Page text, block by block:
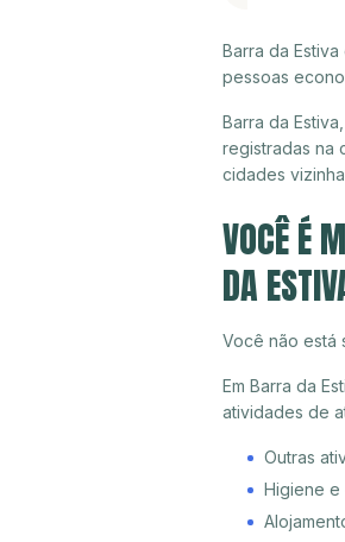
Barra da
pessoas
Barra da
registradas na
cidades
VOCÊ É
DA
Você não está
Em Barra da
atividades de
Outras
Higiene e